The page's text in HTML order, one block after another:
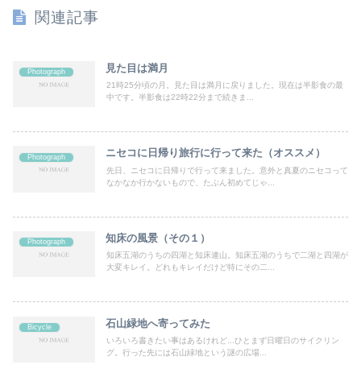
関連記事
Photograph 見た目は満月
21時25分頃の月。見た目は満月に戻りました。現在は半影食の最
中です。半影食は22時22分まで続きま...
Photograph ニセコに日帰り旅行に行って来た（オススメ）
先日、ニセコに日帰りで行って来ました。意外と真夏のニセコって
なかなか行かないもので、たぶん初めてじゃ...
Photograph 知床の風景（その１）
知床五湖のうちの四湖と知床連山。知床五湖のうちで二湖と四湖が
大変キレイ。どれもキレイだけど特にその二...
Bicycle 石山緑地へ寄ってみた
いろいろ書きたい事はあるけれど...ひとまず日曜日のサイクリン
グ。行った先には石山緑地という謎の広場...